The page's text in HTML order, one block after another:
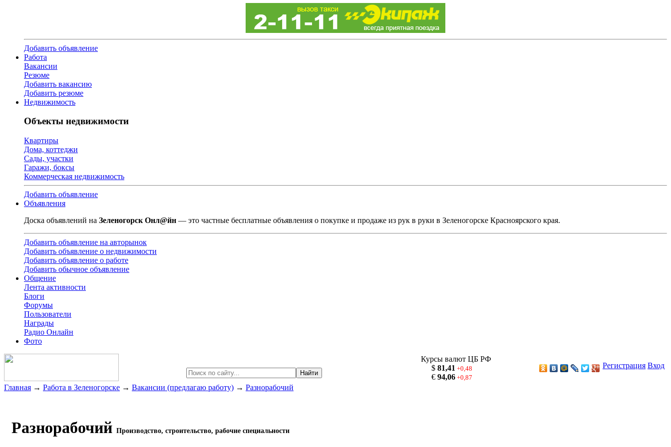
Добавить объявление
Работа
Вакансии
Резюме
Добавить вакансию
Добавить резюме
Недвижимость
Объекты недвижимости
Квартиры
Дома, коттеджи
Сады, участки
Гаражи, боксы
Коммерческая недвижимость
Добавить объявление
Объявления
Доска объявлений на Зеленогорск Онл@йн — это частные бесплатные объявления о покупке и продаже из рук в руки в Зеленогорске Красноярского края.
Добавить объявление на авторынок
Добавить объявление о недвижимости
Добавить объявление о работе
Добавить обычное объявление
Общение
Лента активности
Блоги
Форумы
Пользователи
Награды
Радио Онлайн
Фото
Найти
Курсы валют ЦБ РФ
$ 81,41+0,48
€ 94,06+0,87
Регистрация Вход
Главная → Работа в Зеленогорске → Вакансии (предлагаю работу) → Разнорабочий
Разнорабочий Производство, строительство, рабочие специальности